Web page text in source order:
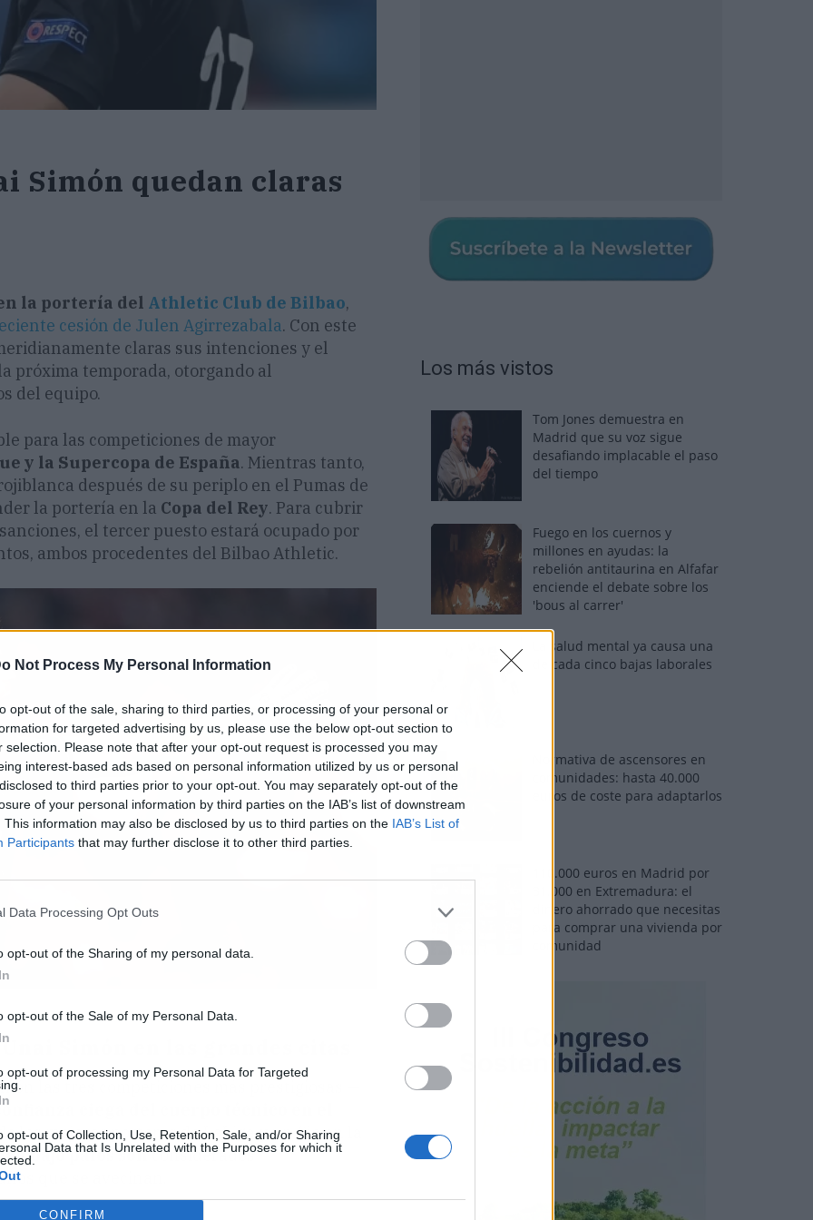
Not Process My Personal Information
opt-out of the sale, sharing to third parties, or processing of your personal or
for targeted advertising by us, please use the below opt-out section to
selection. Please note that after your opt-out request is processed you may
interest-based ads based on personal information utilized by us or personal
to third parties prior to your opt-out. You may separately opt-out of the
of your personal information by third parties on the IAB’s list of downstream
This information may also be disclosed by us to third parties on the IAB’s List of
Participants that may further disclose it to other third parties.
Data Processing Opt Outs
opt-out of the Sharing of my personal data.
opt-out of the Sale of my Personal Data.
opt-out of processing my Personal Data for Targeted
opt-out of Collection, Use, Retention, Sale, and/or Sharing
Data that Is Unrelated with the Purposes for which it
CONFIRM
Simón quedan claras
la portería del Athletic Club de Bilbao,
cesión de Julen Agirrezabala. Con este
claras sus intenciones y el
próxima temporada, otorgando al
del equipo.
para las competiciones de mayor
y la Supercopa de España. Mientras tanto,
después de su periplo en el Pumas de
la portería en la Copa del Rey. Para cubrir
el tercer puesto estará ocupado por
ambos procedentes del Bilbao Athletic.
Simón en las grandes citas
las tres competiciones más prestigiosas —
ciega del cuerpo técnico en el
los mejores porteros de LaLiga y un fijo en la
bajo palos sonconsiderados
que se avecinan.
Los más vistos
Tom Jones demuestra en
Madrid que su voz sigue
desafiando implacable el paso
del tiempo
Fuego en los cuernos y
millones en ayudas: la
rebelión antitaurina en Alfafar
enciende el debate sobre los
'bous al carrer'
La salud mental ya causa una
de cada cinco bajas laborales
Normativa de ascensores en
comunidades: hasta 40.000
euros de coste para adaptarlos
110.000 euros en Madrid por
31.000 en Extremadura: el
dinero ahorrado que necesitas
para comprar una vivienda por
comunidad